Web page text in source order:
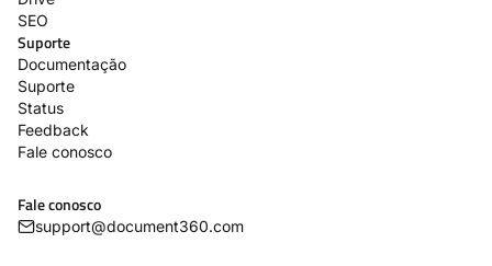
SEO
Suporte
Documentação
Suporte
Status
Feedback
Fale conosco
Fale conosco
support@document360.com